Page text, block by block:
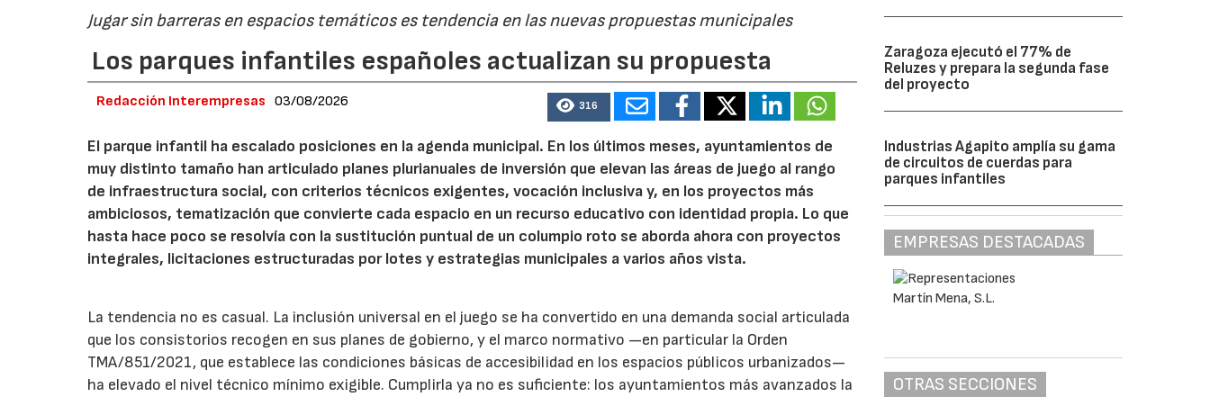
Jugar sin barreras en espacios temáticos es tendencia en las nuevas propuestas municipales
Los parques infantiles españoles actualizan su propuesta
Redacción Interempresas 03/08/2026 316
El parque infantil ha escalado posiciones en la agenda municipal. En los últimos meses, ayuntamientos de
muy distinto tamaño han articulado planes plurianuales de inversión que elevan las áreas de juego al rango
de infraestructura social, con criterios técnicos exigentes, vocación inclusiva y, en los proyectos más
ambiciosos, tematización que convierte cada espacio en un recurso educativo con identidad propia. Lo que
hasta hace poco se resolvía con la sustitución puntual de un columpio roto se aborda ahora con proyectos
integrales, licitaciones estructuradas por lotes y estrategias municipales a varios años vista.
La tendencia no es casual. La inclusión universal en el juego se ha convertido en una demanda social articulada
que los consistorios recogen en sus planes de gobierno, y el marco normativo —en particular la Orden
TMA/851/2021, que establece las condiciones básicas de accesibilidad en los espacios públicos urbanizados—
ha elevado el nivel técnico mínimo exigible. Cumplirla ya no es suficiente: los ayuntamientos más avanzados la
Zaragoza ejecutó el 77% de
Reluzes y prepara la segunda fase
del proyecto
Industrias Agapito amplía su gama
de circuitos de cuerdas para
parques infantiles
EMPRESAS DESTACADAS
OTRAS SECCIONES